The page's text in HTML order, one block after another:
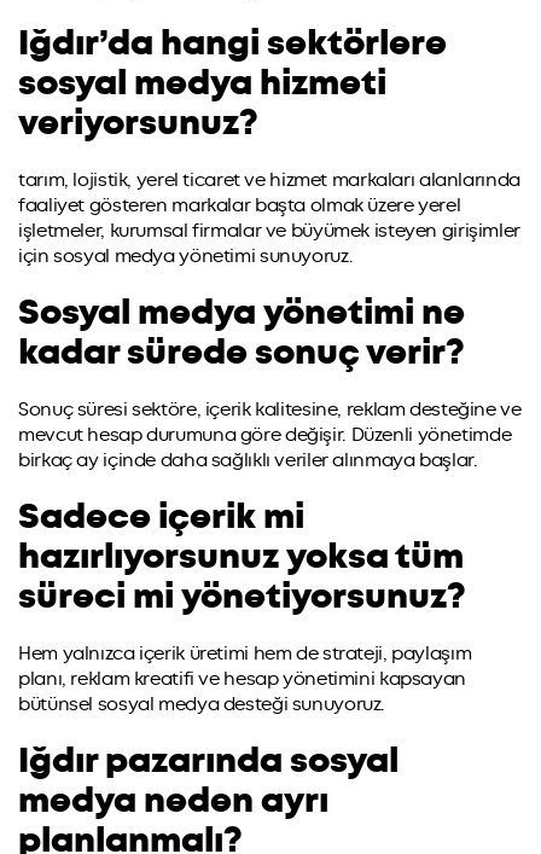
Iğdır’da hangi sektörlere
sosyal medya hizmeti
veriyorsunuz?
tarım, lojistik, yerel ticaret ve hizmet markaları alanlarında
faaliyet gösteren markalar başta olmak üzere yerel
işletmeler, kurumsal firmalar ve büyümek isteyen girişimler
için sosyal medya yönetimi sunuyoruz.
Sosyal medya yönetimi ne
kadar sürede sonuç verir?
Sonuç süresi sektöre, içerik kalitesine, reklam desteğine ve
mevcut hesap durumuna göre değişir. Düzenli yönetimde
birkaç ay içinde daha sağlıklı veriler alınmaya başlar.
Sadece içerik mi
hazırlıyorsunuz yoksa tüm
süreci mi yönetiyorsunuz?
Hem yalnızca içerik üretimi hem de strateji, paylaşım
planı, reklam kreatifi ve hesap yönetimini kapsayan
bütünsel sosyal medya desteği sunuyoruz.
Iğdır pazarında sosyal
medya neden ayrı
planlanmalı?